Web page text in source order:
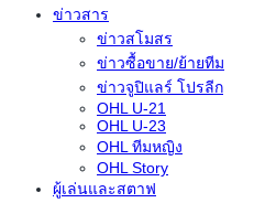
ข่าวสาร
ข่าวสโมสร
ข่าวซื้อขาย/ย้ายทีม
ข่าวจูปิแลร์ โปรลีก
OHL U-21
OHL U-23
OHL ทีมหญิง
OHL Story
ผู้เล่นและสตาฟ